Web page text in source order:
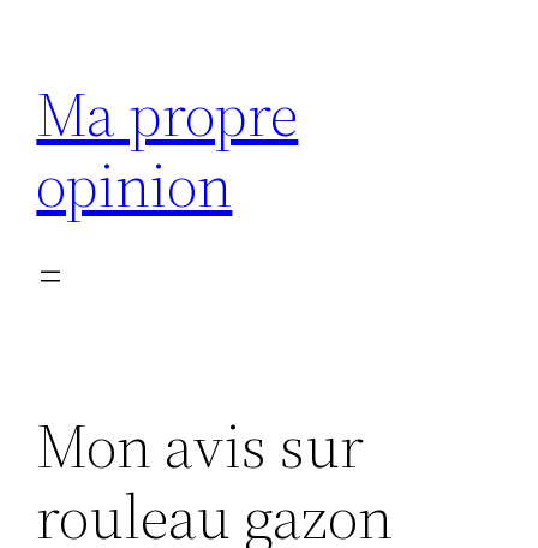
contenu
Ma propre
opinion
Mon avis sur
rouleau gazon